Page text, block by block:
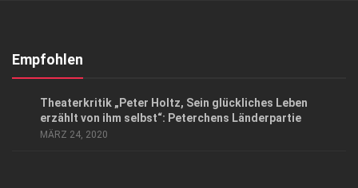
Kontakt, Impressum
Empfohlen
Theaterkritik „Peter Holtz, Sein glückliches Leben
erzählt von ihm selbst“: Peterchens Länderpartie
MÄRZ 24, 2020